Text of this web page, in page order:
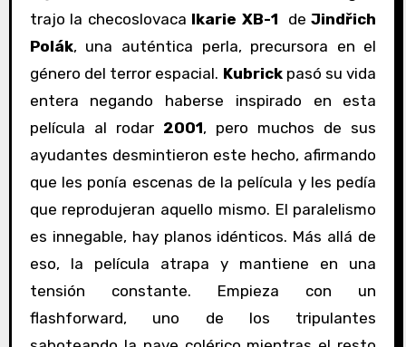
trajo la checoslovaca Ikarie XB-1 deJindřich
Polák, una auténtica perla, precursora en el
género del terror espacial. Kubrickpasó su vida
entera negando haberse inspirado en esta
película al rodar 2001, pero muchos de sus
ayudantes desmintieron este hecho, afirmando
que les ponía escenas de la película y les pedía
que reprodujeran aquello mismo. El paralelismo
es innegable, hay planos idénticos. Más allá de
eso, la película atrapa y mantiene en una
tensión constante. Empieza con un
flashforward, uno de los tripulantes